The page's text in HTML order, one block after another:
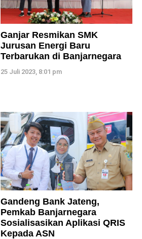
Ganjar Resmikan SMK
Jurusan Energi Baru
Terbarukan di Banjarnegara
25 Juli 2023, 8:01 pm
Gandeng Bank Jateng,
Pemkab Banjarnegara
Sosialisasikan Aplikasi QRIS
Kepada ASN